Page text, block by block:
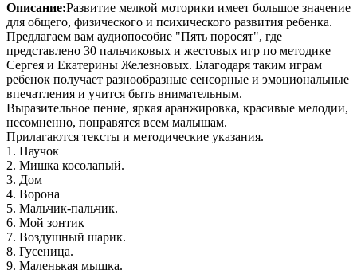
Описание:Развитие мелкой моторики имеет большое значение
для общего, физического и психического развития ребенка.
Предлагаем вам аудиопособие "Пять поросят", где
представлено 30 пальчиковых и жестовых игр по методике
Сергея и Екатерины Железновых. Благодаря таким играм
ребенок получает разнообразные сенсорные и эмоциональные
впечатления и учится быть внимательным.
Выразительное пение, яркая аранжировка, красивые мелодии,
несомненно, понравятся всем малышам.
Прилагаются тексты и методические указания.
1. Паучок
2. Мишка косолапый.
3. Дом
4. Ворона
5. Мальчик-пальчик.
6. Мой зонтик
7. Воздушный шарик.
8. Гусеница.
9. Маленькая мышка.